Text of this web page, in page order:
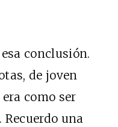
conclusión.
de joven
como ser
una